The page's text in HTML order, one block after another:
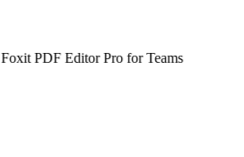
Foxit PDF Editor Pro for Teams